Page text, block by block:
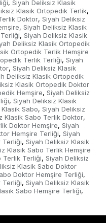
, Siyah Deliksiz Klasik
Klasik Ortopedik Terlik,
Doktor, Siyah Deliksiz
, Siyah Deliksiz Klasik
, Siyah Deliksiz Klasik
Deliksiz Klasik Ortopedik
Ortopedik Terlik Hemşire
Terlik Terliği, Siyah
, Siyah Deliksiz Klasik
Deliksiz Klasik Ortopedik
Klasik Ortopedik Doktor
Hemşire, Siyah Deliksiz
, Siyah Deliksiz Klasik
Sabo, Siyah Deliksiz
Klasik Sabo Terlik Doktor,
Doktor Hemşire, Siyah
Hemşire Terliği, Siyah
Terliği, Siyah Deliksiz Klasik
Klasik Sabo Terlik Hemşire
Terlik Terliği, Siyah Deliksiz
Klasik Sabo Doktor
Doktor Hemşire Terliği,
Terliği, Siyah Deliksiz Klasik
Sabo Hemşire Terliği,